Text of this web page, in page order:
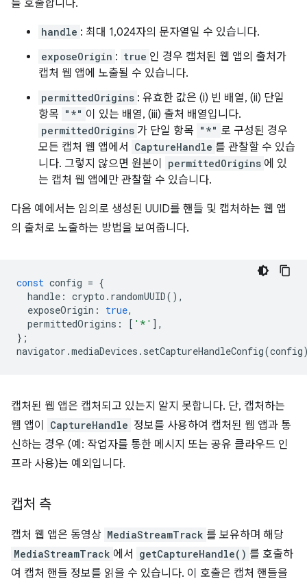
를 호출합니다.
handle : 최대 1,024자의 문자열일 수 있습니다.
exposeOrigin : true 인 경우 캡처된 웹 앱의 출처가
캡처 웹 앱에 노출될 수 있습니다.
permittedOrigins : 유효한 값은 (i) 빈 배열, (ii) 단일
항목 "*" 이 있는 배열, (iii) 출처 배열입니다.
permittedOrigins 가 단일 항목 "*" 로 구성된 경우
모든 캡처 웹 앱에서
CaptureHandle 를 관찰할 수 있습
니다. 그렇지 않으면 원본이
permittedOrigins 에 있
는 캡처 웹 앱에만 관찰할 수 있습니다.
다음 예에서는 임의로 생성된 UUID를 핸들 및 캡처하는 웹 앱
의 출처로 노출하는 방법을 보여줍니다.
const config = {
handle : crypto . randomUUID(),
exposeOrigin : true,
permittedOrigins : [ '*' ],
};
navigator .mediaDevices . setCaptureHandleConfig(config
캡처된 웹 앱은 캡처되고 있는지 알지 못합니다. 단, 캡처하는
웹 앱이
CaptureHandle 정보를 사용하여 캡처된 웹 앱과 통
신하는 경우 (예: 작업자를 통한 메시지 또는 공유 클라우드 인
프라 사용)는 예외입니다.
캡처 측
캡처 웹 앱은 동영상 MediaStreamTrack 를 보유하며 해당
MediaStreamTrack 에서 getCaptureHandle() 를 호출하
여 캡처 핸들 정보를 읽을 수 있습니다. 이 호출은 캡처 핸들을